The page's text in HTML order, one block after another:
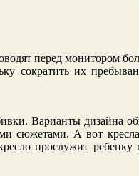
перед монитором
их
Варианты
сюжетами. А вот
прослужит